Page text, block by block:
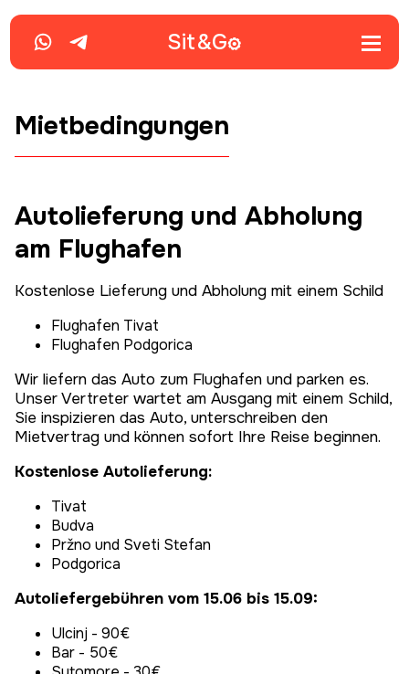
Sit&G
Mietbedingungen
Autolieferung und Abholung
am Flughafen
Kostenlose Lieferung und Abholung mit einem Schild
Flughafen Tivat
Flughafen Podgorica
Wir liefern das Auto zum Flughafen und parken es.
Unser Vertreter wartet am Ausgang mit einem Schild,
Sie inspizieren das Auto, unterschreiben den
Mietvertrag und können sofort Ihre Reise beginnen.
Kostenlose Autolieferung:
Tivat
Budva
Pržno und Sveti Stefan
Podgorica
Autoliefergebühren vom 15.06 bis 15.09:
Ulcinj - 90€
Bar - 50€